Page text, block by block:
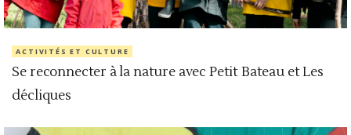
ACTIVITÉS ET CULTURE
Se reconnecter à la nature avec Petit Bateau et Les
décliques